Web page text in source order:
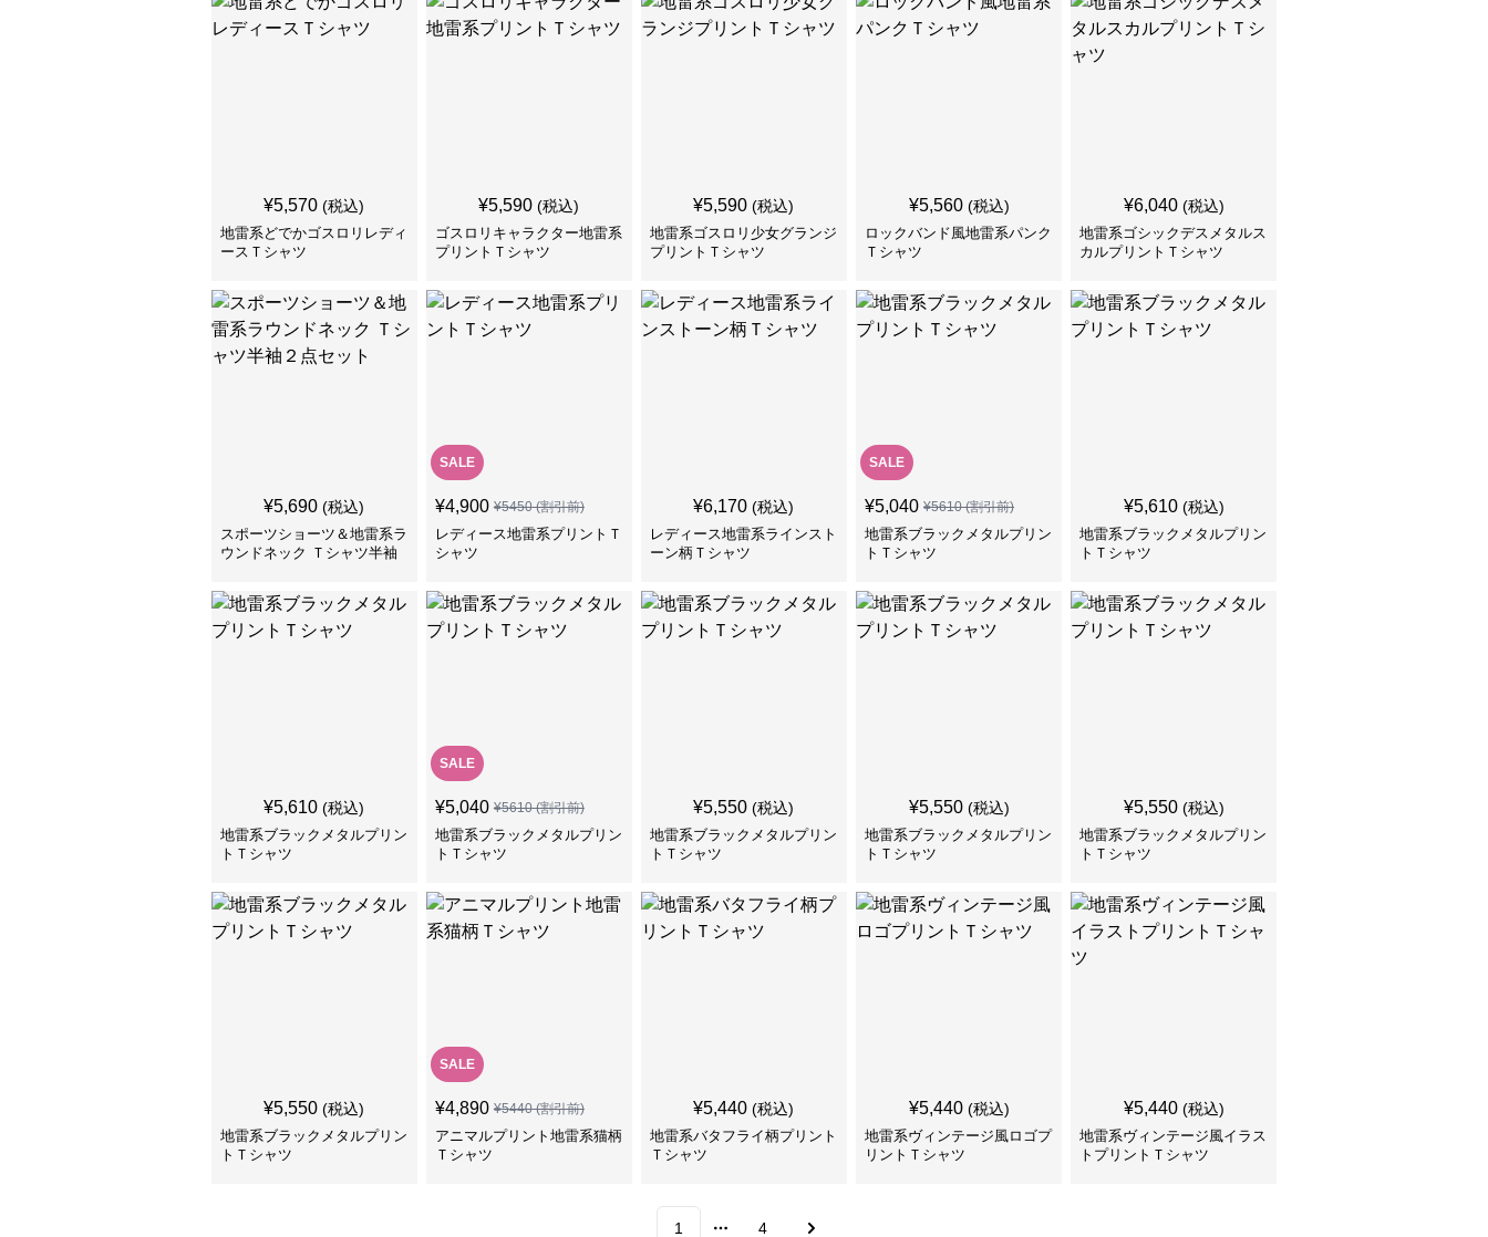
¥5,570 (税込)
地雷系どでかゴスロリレディ
ースＴシャツ
¥5,590 (税込)
ゴスロリキャラクター地雷系
プリントＴシャツ
¥5,590 (税込)
地雷系ゴスロリ少女グランジ
プリントＴシャツ
¥5,560 (税込)
ロックバンド風地雷系パンク
Ｔシャツ
¥6,040 (税込)
地雷系ゴシックデスメタルス
カルプリントＴシャツ
¥5,690 (税込)
スポーツショーツ＆地雷系ラ
ウンドネック Ｔシャツ半袖
SALE
¥4,900 ¥5450(割引前)
レディース地雷系プリントＴ
シャツ
¥6,170 (税込)
レディース地雷系ラインスト
ーン柄Ｔシャツ
SALE
¥5,040 ¥5610(割引前)
地雷系ブラックメタルプリン
トＴシャツ
¥5,610 (税込)
地雷系ブラックメタルプリン
トＴシャツ
¥5,610 (税込)
地雷系ブラックメタルプリン
トＴシャツ
SALE
¥5,040 ¥5610(割引前)
地雷系ブラックメタルプリン
トＴシャツ
¥5,550 (税込)
地雷系ブラックメタルプリン
トＴシャツ
¥5,550 (税込)
地雷系ブラックメタルプリン
トＴシャツ
¥5,550 (税込)
地雷系ブラックメタルプリン
トＴシャツ
¥5,550 (税込)
地雷系ブラックメタルプリン
トＴシャツ
SALE
¥4,890 ¥5440(割引前)
アニマルプリント地雷系猫柄
Ｔシャツ
¥5,440 (税込)
地雷系バタフライ柄プリント
Ｔシャツ
¥5,440 (税込)
地雷系ヴィンテージ風ロゴプ
リントＴシャツ
¥5,440 (税込)
地雷系ヴィンテージ風イラス
トプリントＴシャツ
1 4